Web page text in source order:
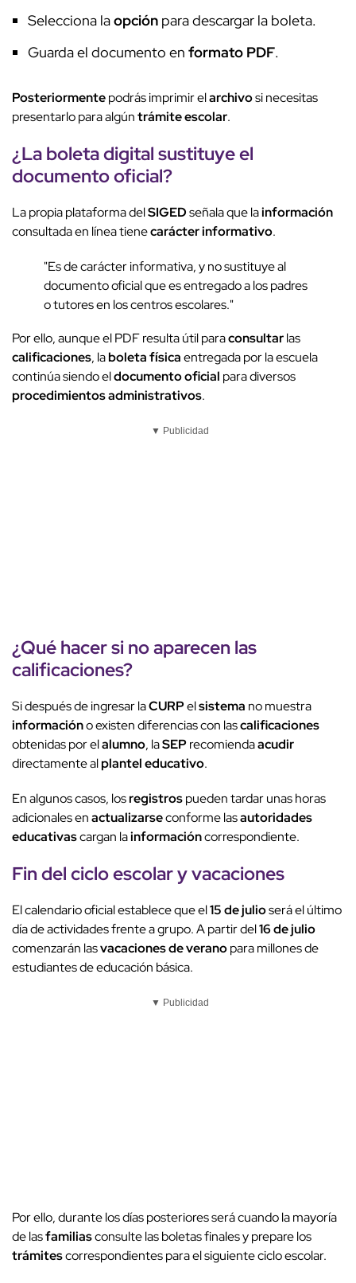
Selecciona laopción para descargar la boleta.
Guarda el documento en formato PDF.
Posteriormentepodrás imprimir elarchivosi necesitas
presentarlo para algúntrámite escolar.
¿Laboleta digitalsustituye el
documento oficial?
La propia plataforma delSIGEDseñala que lainformación
consultada en línea tienecarácter informativo.
"Es de carácter informativa, y no sustituye al
documento oficial que es entregado a los padres
o tutores en los centros escolares."
Por ello, aunque el PDF resulta útil paraconsultarlas
calificaciones, laboleta físicaentregada por la escuela
continúa siendo eldocumento oficial para diversos
procedimientos administrativos.
▼ Publicidad
¿Qué hacer si no aparecen las
calificaciones?
Si después de ingresar laCURPelsistema no muestra
informacióno existen diferencias con lascalificaciones
obtenidas por elalumno, laSEPrecomiendaacudir
directamente alplantel educativo.
En algunos casos, losregistrospueden tardar unas horas
adicionales enactualizarseconforme lasautoridades
educativascargan lainformacióncorrespondiente.
Fin del ciclo escolaryvacaciones
El calendario oficial establece que el15 de julioserá el último
día de actividades frente a grupo. A partir del16 de julio
comenzarán lasvacaciones de veranopara millones de
estudiantes de educación básica.
▼ Publicidad
Por ello, durante los días posteriores será cuando la mayoría
de lasfamiliasconsulte las boletas finales y prepare los
trámitescorrespondientes para el siguiente ciclo escolar.